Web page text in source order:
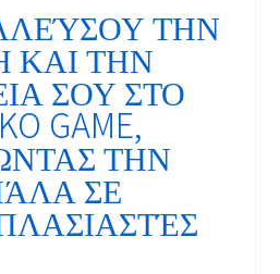
ΤΗΝ
ΚΑΙ ΤΗΝ
ΣΟΥ ΣΤΟ
GAME,
ΤΗΝ
ΣΕ